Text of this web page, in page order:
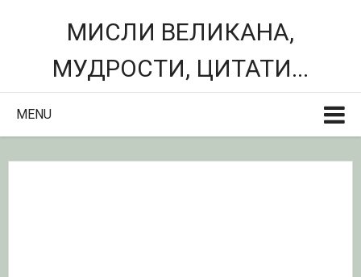
МИСЛИ ВЕЛИКАНА,
МУДРОСТИ, ЦИТАТИ...
MENU